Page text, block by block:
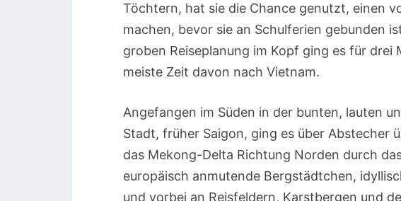
Töchtern, hat sie die Chance genutzt, einen
machen, bevor sie an Schulferien gebunden
groben Reiseplanung im Kopf ging es für drei
meiste Zeit davon nach Vietnam.
Angefangen im Süden in der bunten, lauten
Stadt, früher Saigon, ging es über Abstecher
das Mekong-Delta Richtung Norden durch
europäisch anmutende Bergstädtchen,
und vorbei an Reisfeldern, Karstbergen und